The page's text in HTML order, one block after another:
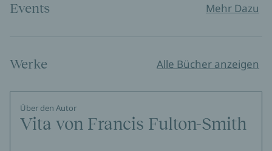
Events Mehr Dazu
Werke Alle Bücher anzeigen
Über den Autor
Vita von Francis Fulton-Smith